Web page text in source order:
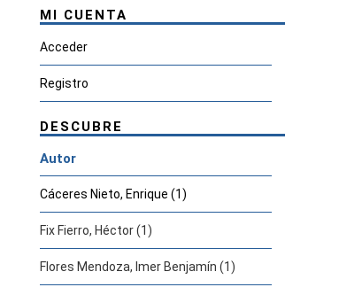
MI CUENTA
Acceder
Registro
DESCUBRE
Autor
Cáceres Nieto, Enrique (1)
Fix Fierro, Héctor (1)
Flores Mendoza, Imer Benjamín (1)